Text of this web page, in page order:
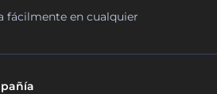
fácilmente en cualquier